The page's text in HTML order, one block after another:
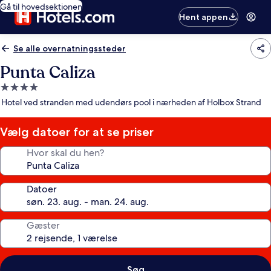
Gå til hovedsektionen
Hent appen
Se alle overnatningssteder
Punta Caliza
4.0-
stjernet
Hotel ved stranden med udendørs pool i nærheden af Holbox Strand
Vælg datoer for at se priser
Hvor skal du hen?
Datoer
Gæster